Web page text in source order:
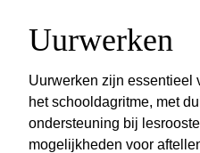
Uurwerken
Uurwerken zijn essentieel
het schooldagritme, met
ondersteuning bij
mogelijkheden voor